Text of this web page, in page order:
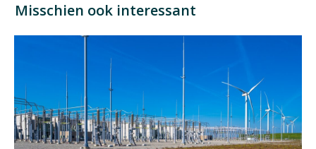
Misschien ook interessant